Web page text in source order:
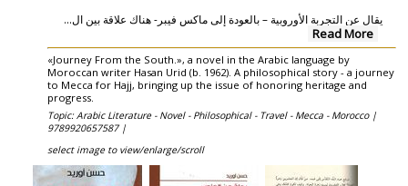
يقال عن التجربة الأوروبية – بالعودة إلى ماكس فيبر- هناك علاقة بين ال...
Read More
«Journey From the South.», a novel in the Arabic language by
Moroccan writer Hasan Urid (b. 1962). A philosophical story - a journey
to Mecca for Hajj, bringing up the issue of honoring heritage and
progress.
Topic: Arabic Literature - Novel - Philosophical - Travel - Mecca - Morocco |
9789920657587 |
select image to view/enlarge/scroll